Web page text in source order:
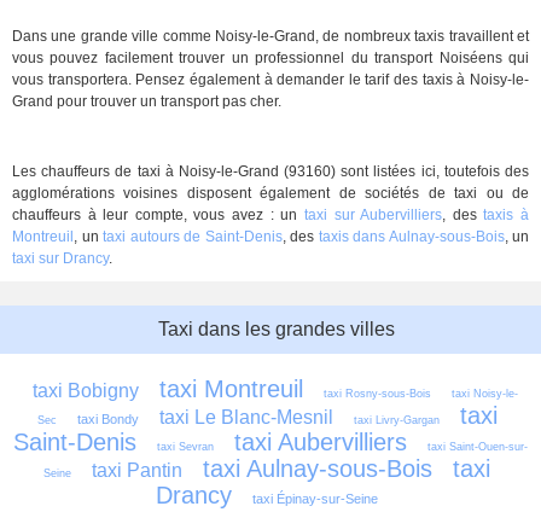
Dans une grande ville comme Noisy-le-Grand, de nombreux taxis travaillent et
vous pouvez facilement trouver un professionnel du transport Noiséens qui
vous transportera. Pensez également à demander le tarif des taxis à Noisy-le-
Grand pour trouver un transport pas cher.
Les chauffeurs de taxi à Noisy-le-Grand (93160) sont listées ici, toutefois des
agglomérations voisines disposent également de sociétés de taxi ou de
chauffeurs à leur compte, vous avez : un taxi sur Aubervilliers, destaxis à
Montreuil , un taxi autours de Saint-Denis, des taxis dans Aulnay-sous-Bois, un
taxi sur Drancy.
Taxi dans les grandes villes
taxi Bobigny taxi Montreuil taxi Rosny-sous-Bois taxi Noisy-le-
Sec taxi Bondy taxi Le Blanc-Mesnil taxi Livry-Gargan
taxi
Saint-Denis
taxi Sevran taxi Aubervilliers taxi Saint-Ouen-sur-
Seine taxi Pantin taxi Aulnay-sous-Bois
taxi
Drancy
taxi Épinay-sur-Seine